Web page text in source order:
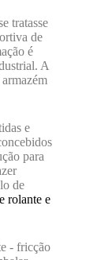
tratasse
de
é
A
e
para
de
rolante e
- fricção